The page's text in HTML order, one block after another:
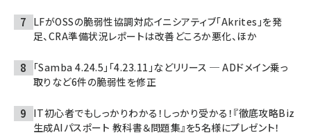
LFがOSSの脆弱性協調対応イニシアティブ「Akrites」を発
足、CRA準備状況レポートは改善どころか悪化、ほか
「Samba 4.24.5」「4.23.11」などリリース ─ ADドメイン乗っ
取りなど6件の脆弱性を修正
IT初心者でもしっかりわかる！しっかり受かる！『徹底攻略Biz
生成AIパスポート 教科書＆問題集』を5名様にプレゼント！